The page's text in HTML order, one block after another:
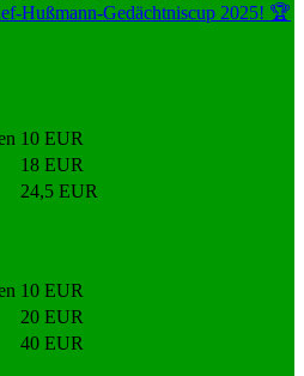
Hußmann-Gedächtniscup 2025! 🏆
10 EUR
18 EUR
24,5 EUR
10 EUR
20 EUR
40 EUR